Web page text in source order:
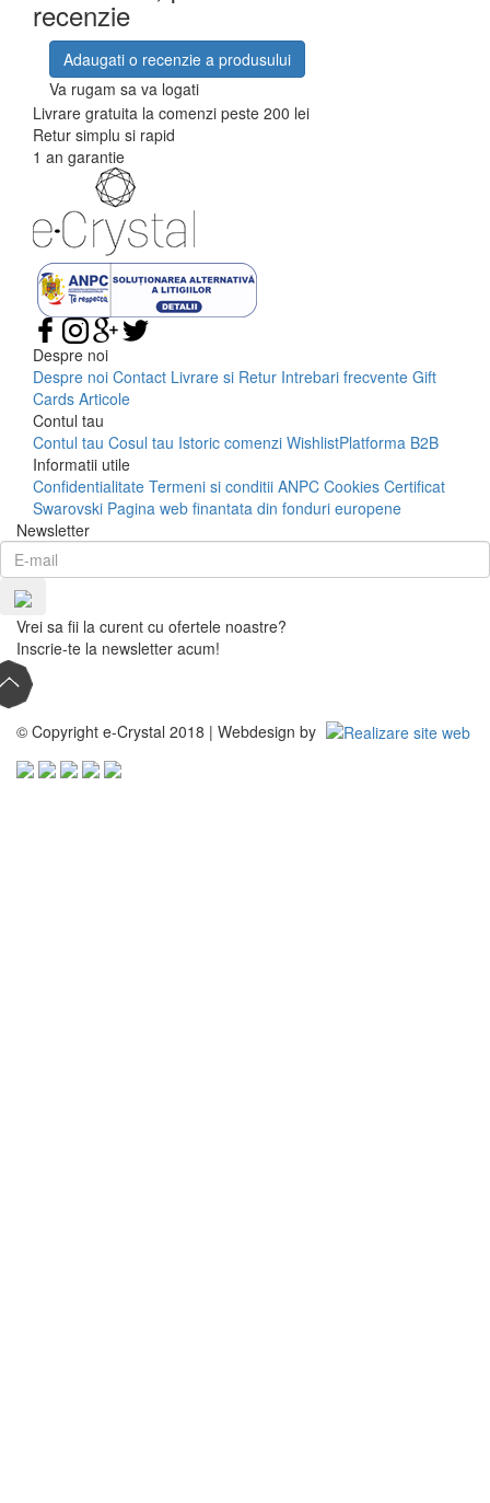
recenzie
Adaugati o recenzie a produsului
Va rugam sa va logati
Livrare gratuita la comenzi peste 200 lei
Retur simplu si rapid
1 an garantie
Despre noi
Despre noi Contact Livrare si Retur Intrebari frecvente Gift
Cards Articole
Contul tau
Contul tau Cosul tau Istoric comenzi WishlistPlatforma B2B
Informatii utile
Confidentialitate Termeni si conditii ANPC Cookies Certificat
Swarovski Pagina web finantata din fonduri europene
Newsletter
Vrei sa fii la curent cu ofertele noastre?
Inscrie-te la newsletter acum!
© Copyright e-Crystal 2018 | Webdesign by